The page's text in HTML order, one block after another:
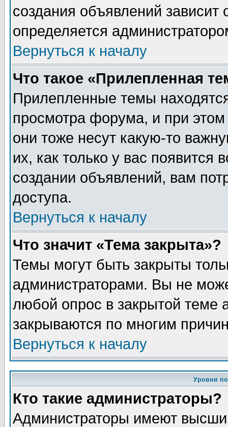
создания объявлений зависит
определяется
Вернуться к началу
Что такое «Прилепленная
Прилепленные темы
просмотра форума, и при
они тоже несут какую-то
их, как только у вас появится
создании объявлений, вам
доступа.
Вернуться к началу
Что значит «Тема закрыта»?
Темы могут быть закрыты
администраторами. Вы не
любой опрос в закрытой теме
закрываются по многим
Вернуться к началу
Уровни
Кто такие администраторы?
Администраторы имеют